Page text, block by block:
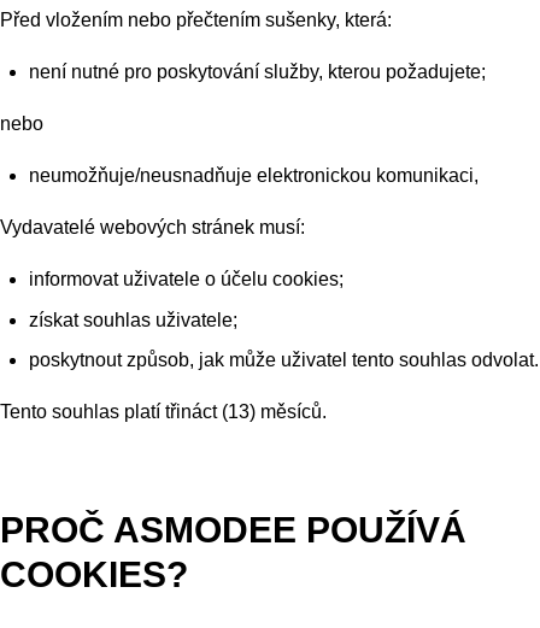
Před vložením nebo přečtením sušenky, která:
není nutné pro poskytování služby, kterou požadujete;
nebo
neumožňuje/neusnadňuje elektronickou komunikaci,
Vydavatelé webových stránek musí:
informovat uživatele o účelu cookies;
získat souhlas uživatele;
poskytnout způsob, jak může uživatel tento souhlas odvolat.
Tento souhlas platí třináct (13) měsíců.
PROČ ASMODEE POUŽÍVÁ
COOKIES?